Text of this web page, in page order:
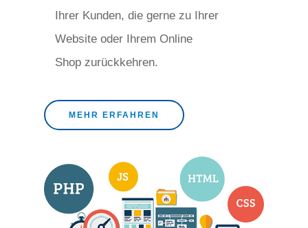
Ihrer Kunden, die gerne zu Ihrer
Website oder Ihrem Online
Shop zurückkehren.
MEHR ERFAHREN